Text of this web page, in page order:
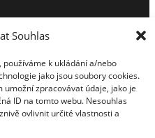
Souhlas
k ukládání a/nebo
jako jsou soubory cookies.
zpracovávat údaje, jako je
ID na tomto webu. Nesouhlas
ovlivnit určité vlastnosti a